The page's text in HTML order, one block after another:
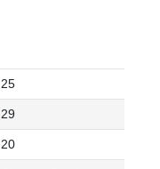
25
29
20